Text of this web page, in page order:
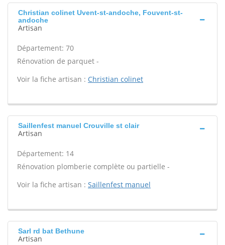
Christian colinet Uvent-st-andoche, Fouvent-st-
andoche
Artisan
Département: 70
Rénovation de parquet -
Voir la fiche artisan : Christian colinet
Saillenfest manuel Crouville st clair
Artisan
Département: 14
Rénovation plomberie complète ou partielle -
Voir la fiche artisan : Saillenfest manuel
Sarl rd bat Bethune
Artisan